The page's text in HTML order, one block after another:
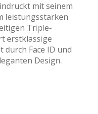
mit seinem
leistungsstarken
Triple-
erstklassige
Face ID und
Design.